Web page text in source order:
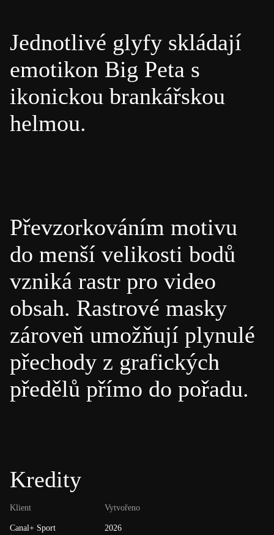
Jednotlivé glyfy skládají
emotikon Big Peta s
ikonickou brankářskou
helmou.
Převzorkováním motivu
do menší velikosti bodů
vzniká rastr pro video
obsah. Rastrové masky
zároveň umožňují plynulé
přechody z grafických
předělů přímo do pořadu.
Kredity
Klient
Canal+ Sport
Vytvořeno
2026